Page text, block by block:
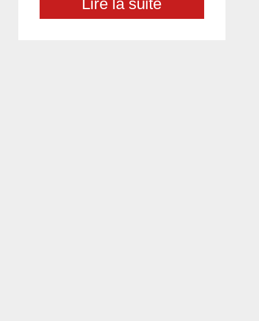
Lire la suite